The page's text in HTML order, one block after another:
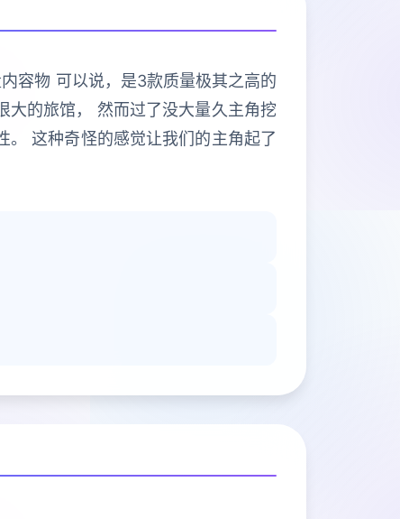
容物 可以说，是3款质量极其之高的
大的旅馆， 然而过了没大量久主角挖
。 这种奇怪的感觉让我们的主角起了